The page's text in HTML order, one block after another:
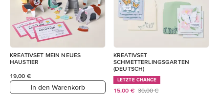
KREATIVSET MEIN NEUES
HAUSTIER
19,00 €
In den Warenkorb
KREATIVSET
SCHMETTERLINGSGARTEN
(DEUTSCH)
LETZTE CHANCE
15,00 € 30,00 €